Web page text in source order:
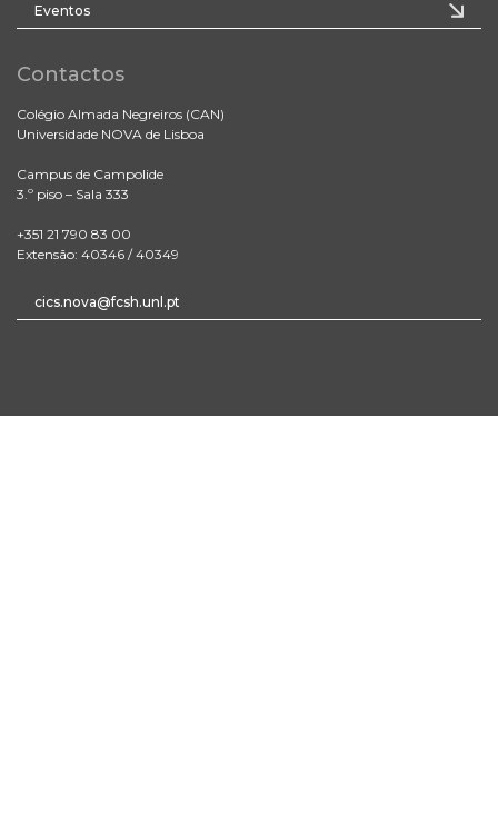
Eventos
Contactos
Colégio Almada Negreiros (CAN)
Universidade NOVA de Lisboa
Campus de Campolide
3.º piso – Sala 333
+351 21 790 83 00
Extensão: 40346 / 40349
cics.nova@fcsh.unl.pt